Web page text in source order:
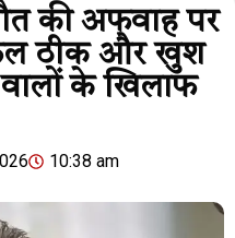
की अफवाह पर
ठीक और खुश
के खिलाफ
10:38 am